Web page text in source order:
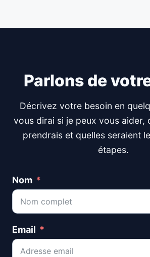
Parlons de
Décrivez votre besoin en
vous dirai si je peux vous aider,
prendrais et quelles seraient
étapes.
Nom
Email